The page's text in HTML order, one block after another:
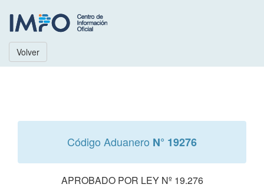
Volver
Código Aduanero N° 19276
APROBADO POR LEY Nº 19.276